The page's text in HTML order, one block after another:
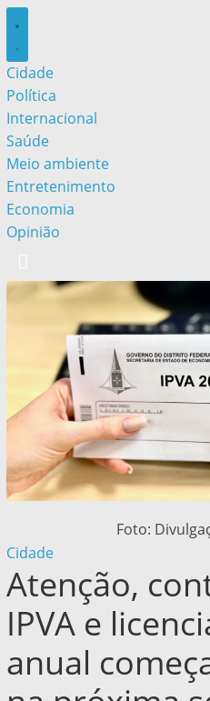
Cidade
Política
Internacional
Saúde
Meio ambiente
Entretenimento
Economia
Opinião
Foto:
Cidade
Atenção,
IPVA e
anual